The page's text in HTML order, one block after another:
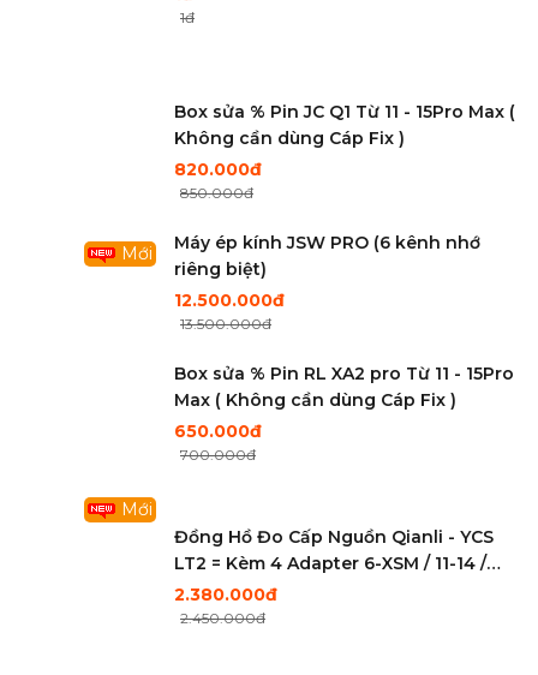
1đ
Box sửa % Pin JC Q1 Từ 11 - 15Pro Max (
Không cần dùng Cáp Fix )
820.000đ
850.000đ
Mới
Máy ép kính JSW PRO (6 kênh nhớ
riêng biệt)
12.500.000đ
13.500.000đ
Box sửa % Pin RL XA2 pro Từ 11 - 15Pro
Max ( Không cần dùng Cáp Fix )
650.000đ
700.000đ
Mới
Đồng Hồ Đo Cấp Nguồn Qianli - YCS
LT2 = Kèm 4 Adapter 6-XSM / 11-14 /
Nova/6Se / Mate 30P/20P/P30P
2.380.000đ
2.450.000đ